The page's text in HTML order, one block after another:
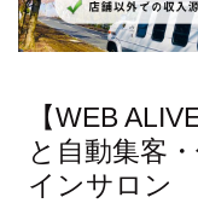
【WEB
と自動集客
インサロン